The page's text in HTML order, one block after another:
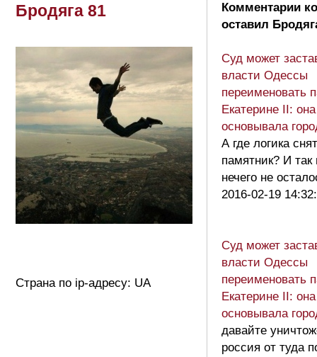
Бродяга 81
Страна по ip-адресу: UA
Комментарии
оставил
Суд может
власти Одессы
переименовать
Екатерине II:
основывала
А где логика
памятник? И
нечего не
2016-02-19
Суд может
власти Одессы
переименовать
Екатерине II:
основывала
давайте
россия от туда